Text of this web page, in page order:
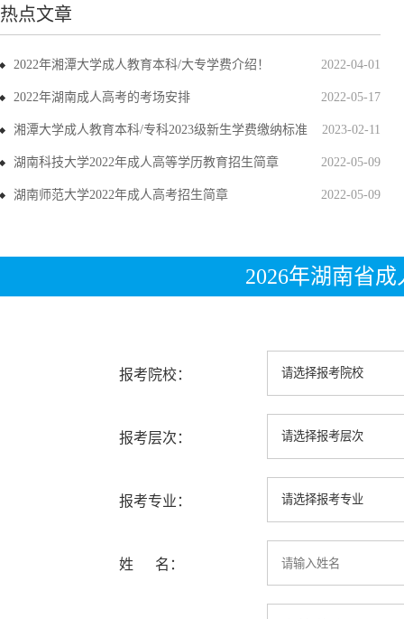
热点文章
2022-04-01
2022年湘潭大学成人教育本科/大专学费介绍！
2022-05-17
2022年湖南成人高考的考场安排
2023-02-11
湘潭大学成人教育本科/专科2023级新生学费缴纳标准
2022-05-09
湖南科技大学2022年成人高等学历教育招生简章
2022-05-09
湖南师范大学2022年成人高考招生简章
2026年湖南省
报考院校：
报考层次：
报考专业：
姓 名：